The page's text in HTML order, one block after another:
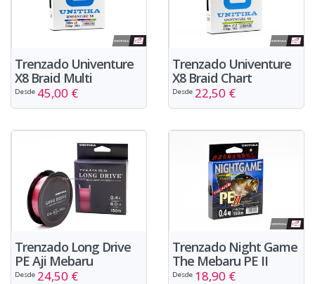
Trenzado Univenture
X8 Braid Multi
Desde 45,00 €
Trenzado Univenture
X8 Braid Chart
Desde 22,50 €
Trenzado Long Drive
PE Aji Mebaru
Desde 24,50 €
Trenzado Night Game
The Mebaru PE II
Desde 18,90 €